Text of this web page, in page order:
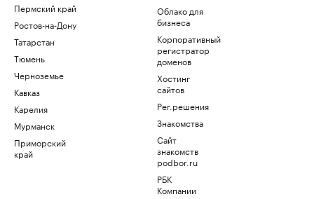
Пермский край
Ростов-на-Дону
Татарстан
Тюмень
Черноземье
Кавказ
Карелия
Мурманск
Приморский
край
Облако для
бизнеса
Корпоративный
регистратор
доменов
Хостинг
сайтов
Рег.решения
Знакомства
Сайт
знакомств
podbor.ru
РБК
Компании